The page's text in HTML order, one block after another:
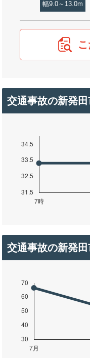
幅9.0～13.0m
交通事故の新発
交通事故の新発